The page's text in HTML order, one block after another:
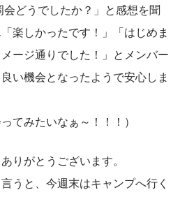
どうでしたか？」と感想を聞
楽しかったです！」「はじめま
ージ通りでした！」とメンバー
い機会となったようで安心しま
てみたいなぁ～！！！）
りがとうございます。
うと、今週末はキャンプへ行く